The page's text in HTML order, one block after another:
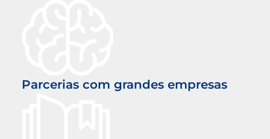
Parcerias com grandes empresas